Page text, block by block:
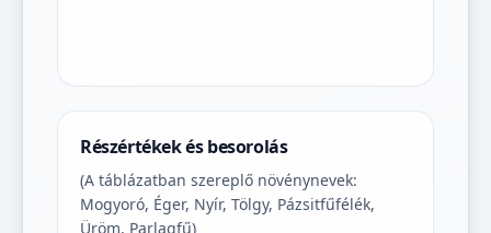
Részértékek és besorolás
(A táblázatban szereplő növénynevek:
Mogyoró, Éger, Nyír, Tölgy, Pázsitfűfélék,
Üröm, Parlagfű)